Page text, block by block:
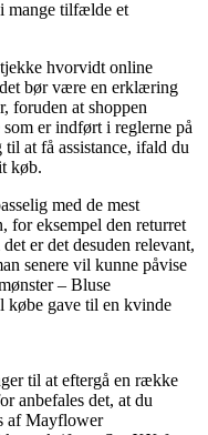
mange tilfælde et
hvorvidt online
bør være en erklæring
foruden at shoppen
er indført i reglerne på
at få assistance, ifald du
køb.
med de mest
for eksempel den returret
er det desuden relevant,
senere vil kunne påvise
– Bluse
købe gave til en kvinde
til at eftergå en række
anbefales det, at du
af Mayflower